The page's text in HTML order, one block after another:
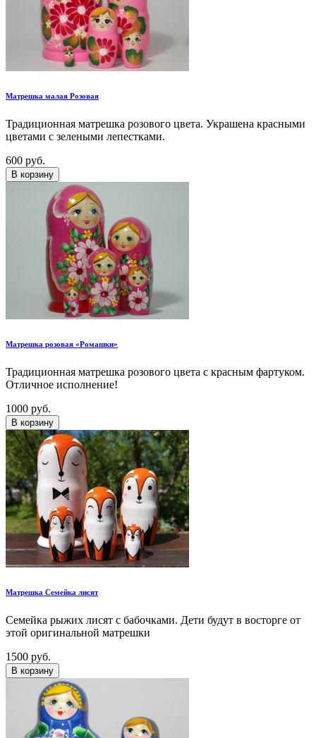
Матрешка малая Розовая
Традиционная матрешка розового цвета. Украшена красными
цветами c зелеными лепестками.
600 руб.
В корзину
Матрешка розовая «Ромашки»
Традиционная матрешка розового цвета с красным фартуком.
Отличное исполнение!
1000 руб.
В корзину
Матрешка Семейка лисят
Семейка рыжих лисят с бабочками. Дети будут в восторге от
этой оригинальной матрешки
1500 руб.
В корзину